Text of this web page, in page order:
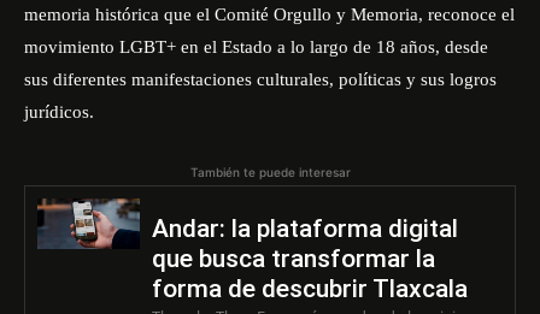
memoria histórica que el Comité Orgullo y Memoria, reconoce el
movimiento LGBT+ en el Estado a lo largo de 18 años, desde
sus diferentes manifestaciones culturales, políticas y sus logros
jurídicos.
También te puede interesar
Andar: la plataforma digital
que busca transformar la
forma de descubrir Tlaxcala